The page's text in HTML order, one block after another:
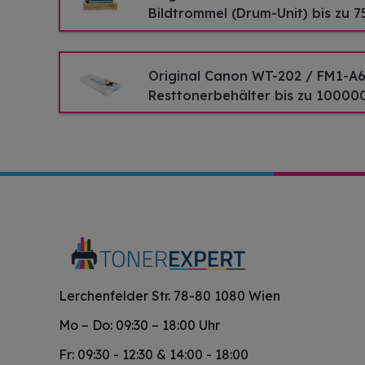
Bildtrommel (Drum-Unit) bis zu
Original Canon WT-202 / FM1-
Resttonerbehälter bis zu
Lerchenfelder Str. 78-80 1080 Wien
Mo – Do: 09:30 – 18:00 Uhr
Fr: 09:30 - 12:30 & 14:00 - 18:00